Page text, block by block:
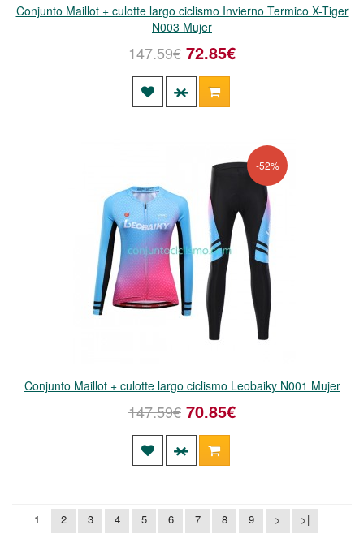
Conjunto Maillot + culotte largo ciclismo Invierno Termico X-Tiger
N003 Mujer
147.59€ 72.85€
-52%
Conjunto Maillot + culotte largo ciclismo Leobaiky N001 Mujer
147.59€ 70.85€
1 2 3 4 5 6 7 8 9 > >|